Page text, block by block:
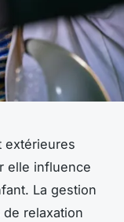
extérieures
elle influence
La gestion
relaxation